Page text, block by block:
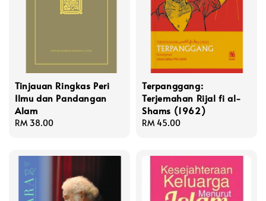
Tinjauan Ringkas Peri
Ilmu dan Pandangan
Alam
Regular
RM 38.00
Terpanggang:
Terjemahan Rijal fi al-
Shams (1962)
Regular
RM 45.00